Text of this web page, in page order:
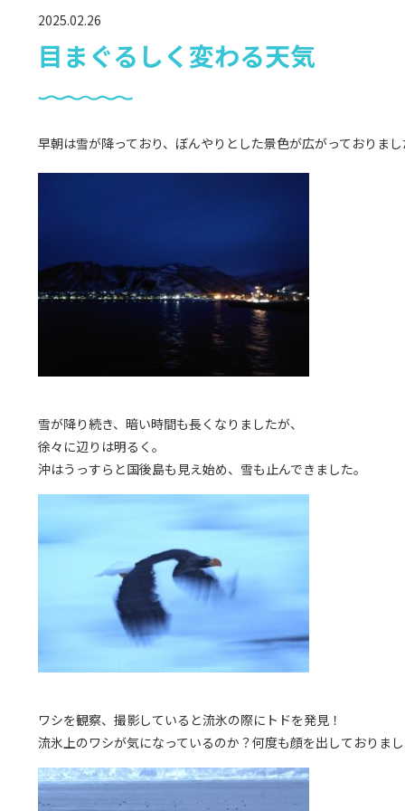
2025.02.26
目まぐるしく変わる天気
早朝は雪が降っており、ぼんやりとした景色が広がっておりま
雪が降り続き、暗い時間も長くなりましたが、
徐々に辺りは明るく。
沖はうっすらと国後島も見え始め、雪も止んできました。
ワシを観察、撮影していると流氷の際にトドを発見！
流氷上のワシが気になっているのか？何度も顔を出しておりま